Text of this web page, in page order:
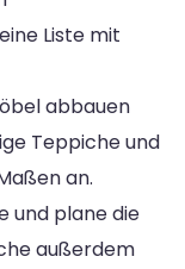
Liste mit
abbauen
Teppiche und
an.
und plane die
außerdem